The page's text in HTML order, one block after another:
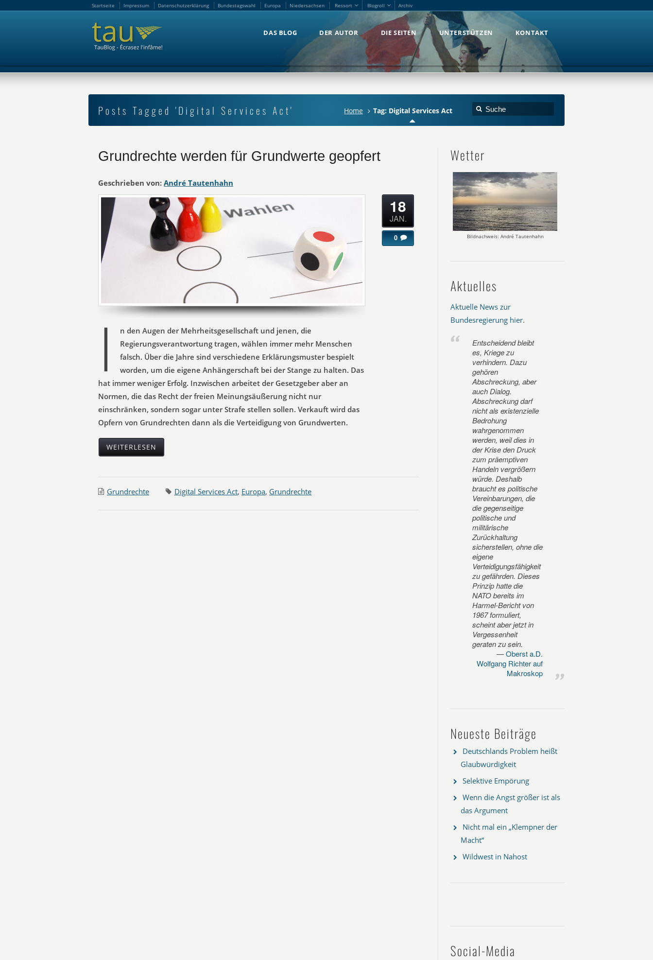
Startseite Impressum Datenschutzerklärung Bundestagswahl Europa Niedersachsen Ressort Blogroll Archiv
DAS BLOG DER AUTOR DIE SEITEN UNTERSTÜTZEN KONTAKT
Posts Tagged 'Digital Services Act' Home Tag: Digital Services Act
Grundrechte werden für Grundwerte geopfert
Geschrieben von: André Tautenhahn
I
n den Augen der Mehrheitsgesellschaft und jenen, die
Regierungsverantwortung tragen, wählen immer mehr Menschen
falsch. Über die Jahre sind verschiedene Erklärungsmuster bespielt
worden, um die eigene Anhängerschaft bei der Stange zu halten. Das
hat immer weniger Erfolg. Inzwischen arbeitet der Gesetzgeber aber an
Normen, die das Recht der freien Meinungsäußerung nicht nur
einschränken, sondern sogar unter Strafe stellen sollen. Verkauft wird das
Opfern von Grundrechten dann als die Verteidigung von Grundwerten.
WEITERLESEN
18
JAN.
0
Grundrechte Digital Services Act, Europa, Grundrechte
Wetter
Bildnachweis: André Tautenhahn
Aktuelles
Aktuelle News zur
Bundesregierung hier.
Entscheidend bleibt
es, Kriege zu
verhindern. Dazu
gehören
Abschreckung, aber
auch Dialog.
Abschreckung darf
nicht als existenzielle
Bedrohung
wahrgenommen
werden, weil dies in
der Krise den Druck
zum präemptiven
Handeln vergrößern
würde. Deshalb
braucht es politische
Vereinbarungen, die
die gegenseitige
politische und
militärische
Zurückhaltung
sicherstellen, ohne die
eigene
Verteidigungsfähigkeit
zu gefährden. Dieses
Prinzip hatte die
NATO bereits im
Harmel-Bericht von
1967 formuliert,
scheint aber jetzt in
Vergessenheit
geraten zu sein.
Oberst a.D.
Wolfgang Richter auf
Makroskop
Neueste Beiträge
Deutschlands Problem heißt
Glaubwürdigkeit
Selektive Empörung
Wenn die Angst größer ist als
das Argument
Nicht mal ein „Klempner der
Macht“
Wildwest in Nahost
Social-Media
Startseite Impressum Datenschutzerklärung Bundestagswahl Europa Niedersachsen Ressort Blogroll Archiv
DAS BLOG DER AUTOR DIE SEITEN UNTERSTÜTZEN KONTAKT